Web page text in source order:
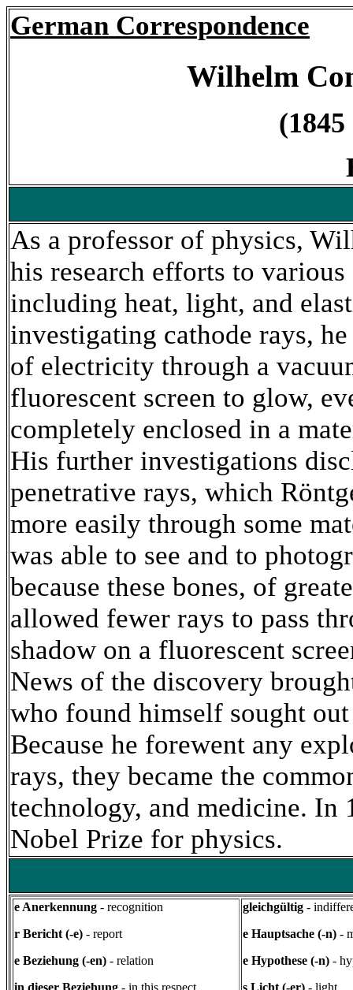
German Correspondence
Wilhelm
As a professor of physics,
his research efforts to
including heat, light, and
investigating cathode rays,
of electricity through a
fluorescent screen to glow,
completely enclosed in a
His further investigations
penetrative rays, which
more easily through some
was able to see and to
because these bones, of
allowed fewer rays to pass
shadow on a fluorescent
News of the discovery
who found himself sought
Because he forewent any
rays, they became the
technology, and medicine. In
Nobel Prize for physics.
e Anerkennung - recognition
r Bericht (-e) - report
e Beziehung (-en) - relation
in dieser Beziehung - in this respect
gleichgültig -
e Hauptsache (-n) -
e Hypothese (-n) -
s Licht (-er) - light